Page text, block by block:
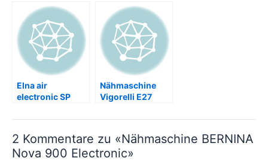
Elna air
electronic SP
Nähmaschine
Vigorelli E27
2 Kommentare zu «Nähmaschine BERNINA
Nova 900 Electronic»